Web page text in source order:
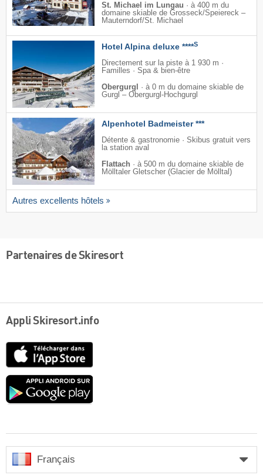
St. Michael im Lungau · à 400 m du
domaine skiable de Grosseck/​Speiereck –
Mauterndorf/​St. Michael
Hotel Alpina deluxe ****S
Directement sur la piste à 1 930 m ·
Familles · Spa & bien-être
Obergurgl
· à 0 m du domaine skiable de
Gurgl – Obergurgl-Hochgurgl
Alpenhotel Badmeister ***
Détente & gastronomie · Skibus gratuit vers
la station aval
Flattach · à 500 m du domaine skiable de
Mölltaler Gletscher (Glacier de Mölltal)
Autres excellents hôtels
Partenaires de Skiresort
Appli Skiresort.info
Google
Français